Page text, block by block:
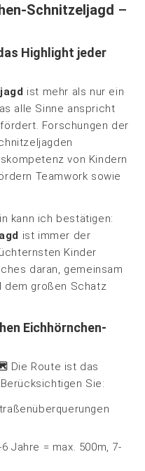
Schnitzeljagd –
Highlight jeder
ist mehr als nur ein
alle Sinne anspricht
Forschungen der
von Kindern
Teamwork sowie
kann ich bestätigen:
ist immer der
Kinder
daran, gemeinsam
dem großen Schatz
Eichhörnchen-
Die Route ist das
Sie:
Jahre = max. 500m, 7-